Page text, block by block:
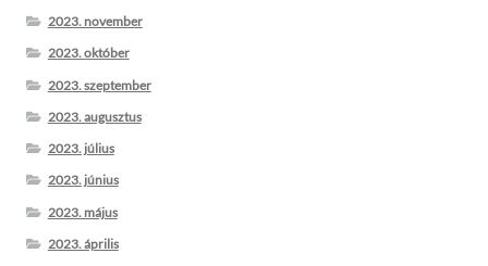
2023. november
2023. október
2023. szeptember
2023. augusztus
2023. július
2023. június
2023. május
2023. április